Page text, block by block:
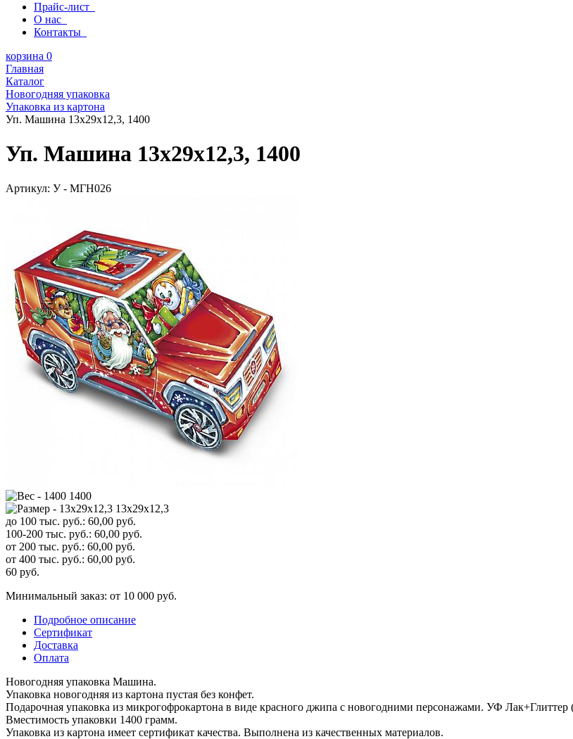
Прайс-лист
О нас
Контакты
корзина 0
Главная
Каталог
Новогодняя упаковка
Упаковка из картона
Уп. Машина 13x29x12,3, 1400
Уп. Машина 13x29x12,3, 1400
Артикул: У - МГН026
1400
13x29x12,3
до 100 тыс. руб.: 60,00 руб.
100-200 тыс. руб.: 60,00 руб.
от 200 тыс. руб.: 60,00 руб.
от 400 тыс. руб.: 60,00 руб.
60 руб.
Минимальный заказ: от 10 000 руб.
Подробное описание
Сертификат
Доставка
Оплата
Новогодняя упаковка Машина.
Упаковка новогодняя из картона пустая без конфет.
Подарочная упаковка из микрогофрокартона в виде красного джипа с новогодними персонажами. УФ Лак+Глиттер
Вместимость упаковки 1400 грамм.
Упаковка из картона имеет сертификат качества. Выполнена из качественных материалов.